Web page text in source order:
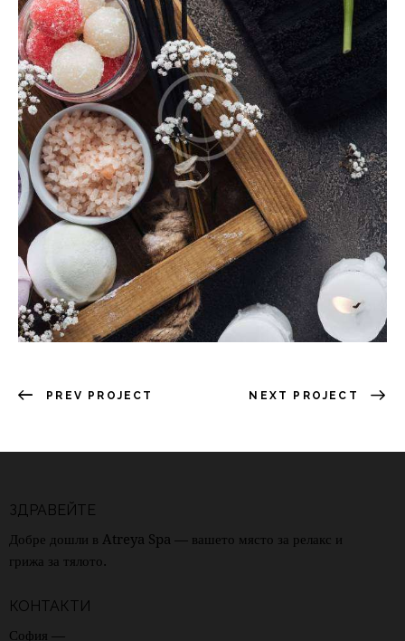
PREV PROJECT NEXT PROJECT
ЗДРАВЕЙТЕ
Добре дошли в Atreya Spa — вашето място за релакс и
грижа за тялото.
КОНТАКТИ
София —